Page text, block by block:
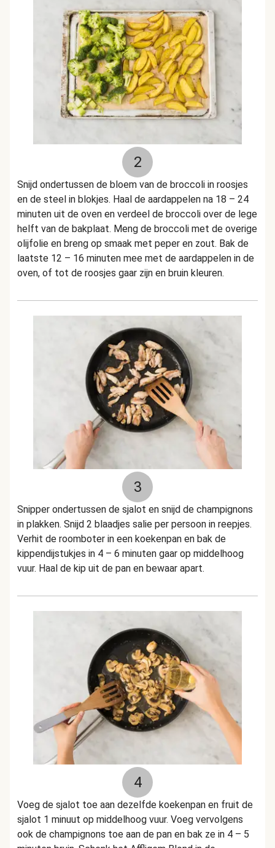
2
Snijd ondertussen de bloem van de broccoli in roosjes
en de steel in blokjes. Haal de aardappelen na 18 – 24
minuten uit de oven en verdeel de broccoli over de lege
helft van de bakplaat. Meng de broccoli met de overige
olijfolie en breng op smaak met peper en zout. Bak de
laatste 12 – 16 minuten mee met de aardappelen in de
oven, of tot de roosjes gaar zijn en bruin kleuren.
3
Snipper ondertussen de sjalot en snijd de champignons
in plakken. Snijd 2 blaadjes salie per persoon in reepjes.
Verhit de roomboter in een koekenpan en bak de
kippendijstukjes in 4 – 6 minuten gaar op middelhoog
vuur. Haal de kip uit de pan en bewaar apart.
4
Voeg de sjalot toe aan dezelfde koekenpan en fruit de
sjalot 1 minuut op middelhoog vuur. Voeg vervolgens
ook de champignons toe aan de pan en bak ze in 4 – 5